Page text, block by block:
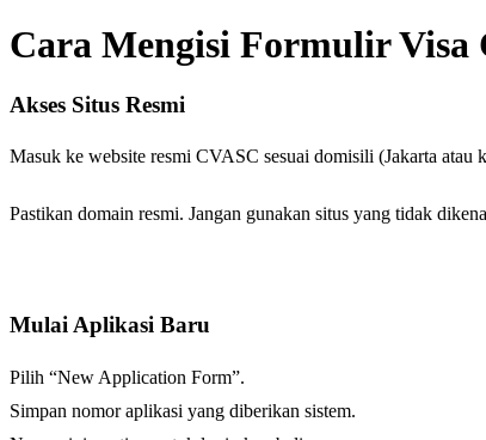
Cara Mengisi Formulir Visa
Akses Situs Resmi
Masuk ke website resmi CVASC sesuai domisili (Jakarta atau
Pastikan domain resmi. Jangan gunakan situs yang tidak
Mulai Aplikasi Baru
Pilih “New Application Form”.
Simpan nomor aplikasi yang diberikan sistem.